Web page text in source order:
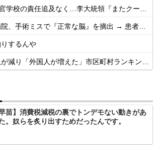
任追及なく…李大統領『またクーデター起こす可能性』と警告」
ミスで『正常な脳』を摘出 → 患者は自発呼吸不可能な植物状態に
するんや
外国人が増えた」市区町村ランキング…TOP5がこちらｗｗｗｗｗｗ
早苗】消費税減税の裏でトンデモない動きがあ
。奴らを炙り出すためだったんです。